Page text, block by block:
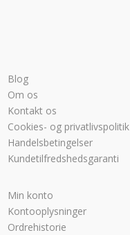
Blog
Om os
Kontakt os
Cookies- og privatlivspolitik
Handelsbetingelser
Kundetilfredshedsgaranti
Min konto
Kontooplysninger
Ordrehistorie